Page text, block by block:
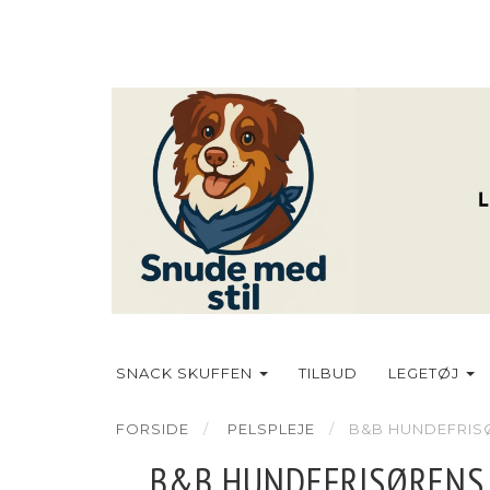
SNACK SKUFFEN TILBUD LEGETØJ
FORSIDE PELSPLEJE B&B